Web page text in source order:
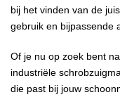
bij het vinden van de
gebruik en bijpassende
Of je nu op zoek bent
industriële
die past bij jouw